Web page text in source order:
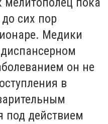
сих пор
Медики
он не
в
под действием